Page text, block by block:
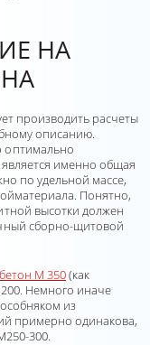
НА
производить расчеты
описанию.
именно общая
по удельной массе,
Понятно,
высотки должен
сборно-щитовой
бетон М 350(как
Немного иначе
из
примерно одинакова,
300.